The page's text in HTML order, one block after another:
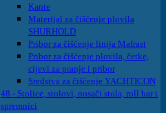
Kante
Materijal za čišćenje plovila
SHURHOLD
Pribor za čišćenje linija Mafrast
Pribor za čišćenje plovila, četke,
cijevi za pranje i pribor
Sredstva za čišćenje YACHTICON
48 - Stolice, stolovi, nosači stola, roll bar i
spremnici